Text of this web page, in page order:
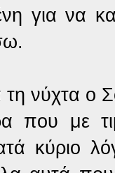
για να
νύχτα ο
που με
κύριο